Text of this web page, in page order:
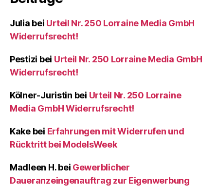
Julia bei Urteil Nr. 250 Lorraine Media GmbH
Widerrufsrecht!
Pestizi bei Urteil Nr. 250 Lorraine Media GmbH
Widerrufsrecht!
Kölner-Juristin bei Urteil Nr. 250 Lorraine
Media GmbH Widerrufsrecht!
Kakebei Erfahrungen mit Widerrufen und
Rücktritt bei ModelsWeek
Madleen H.bei Gewerblicher
Daueranzeingenauftrag zur Eigenwerbung